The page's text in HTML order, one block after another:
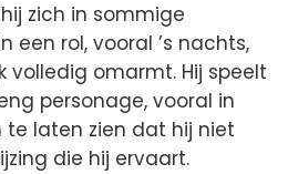
zich in sommige
een rol, vooral ’s nachts,
volledig omarmt. Hij speelt
personage, vooral in
te laten zien dat hij niet
die hij ervaart.